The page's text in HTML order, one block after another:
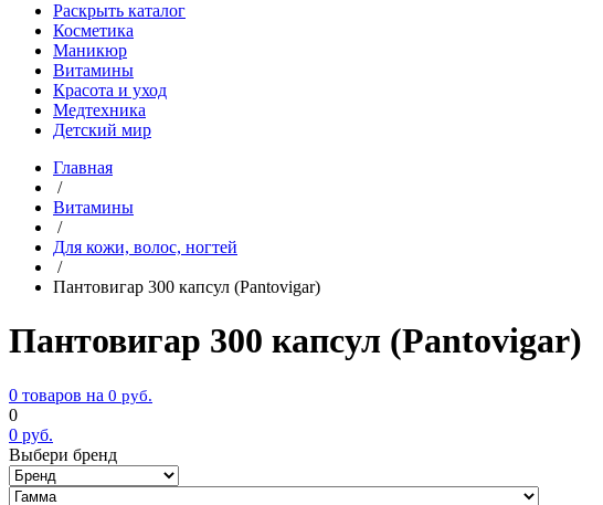
Раскрыть каталог
Косметика
Маникюр
Витамины
Красота и уход
Медтехника
Детский мир
Главная
/
Витамины
/
Для кожи, волос, ногтей
/
Пантовигар 300 капсул (Pantovigar)
Пантовигар 300 капсул (Pantovigar)
0 товаров на 0 руб.
0
0 руб.
Выбери бренд